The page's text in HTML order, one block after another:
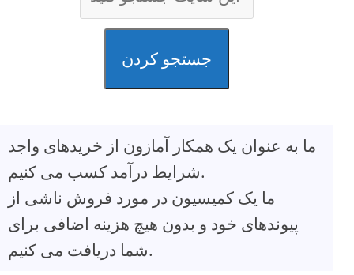
جستجو کردن
ما به عنوان یک همکار آمازون از خریدهای واجد
شرایط درآمد کسب می کنیم.
ما یک کمیسیون در مورد فروش ناشی از
پیوندهای خود و بدون هیچ هزینه اضافی برای
شما دریافت می کنیم.